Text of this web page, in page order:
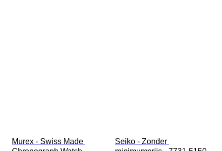
Murex - Swiss Made
Seiko - Zonder